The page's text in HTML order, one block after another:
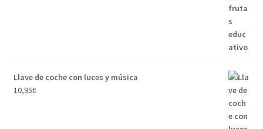
Llave de coche con luces y música
10,95€